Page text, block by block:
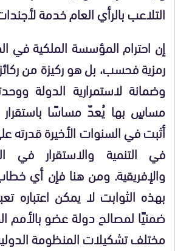
التلاعب بالرأي العام خدمة
إن احترام المؤسسة الملكية في
رمزية فحسب، بل هو ركيزة من
وضمانة لاستمرارية الدولة
مساسٍ بها يُعدّ مساسًا باستقرار
أثبت في السنوات الأخيرة قدرته
في التنمية والاستقرار في
والإفريقية. ومن هنا فإن أي
بهذه الثوابت لا يمكن اعتباره
ضمنيًا لمصالح دولة عضو بالأمم
مختلف تشكيلات المنظومة